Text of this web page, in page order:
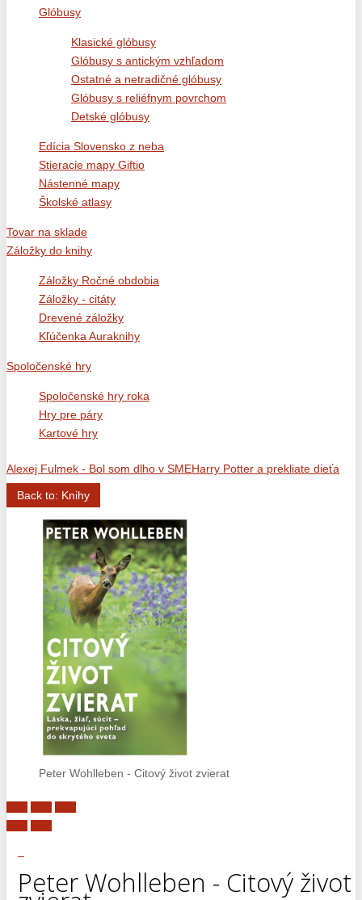
Glóbusy
Klasické glóbusy
Glóbusy s antickým vzhľadom
Ostatné a netradičné glóbusy
Glóbusy s reliéfnym povrchom
Detské glóbusy
Edícia Slovensko z neba
Stieracie mapy Giftio
Nástenné mapy
Školské atlasy
Tovar na sklade
Záložky do knihy
Záložky Ročné obdobia
Záložky - citáty
Drevené záložky
Kľúčenka Auraknihy
Spoločenské hry
Spoločenské hry roka
Hry pre páry
Kartové hry
Alexej Fulmek - Bol som dlho v SMEHarry Potter a prekliate dieťa
Back to: Knihy
Peter Wohlleben - Citový život zvierat
Peter Wohlleben - Citový život